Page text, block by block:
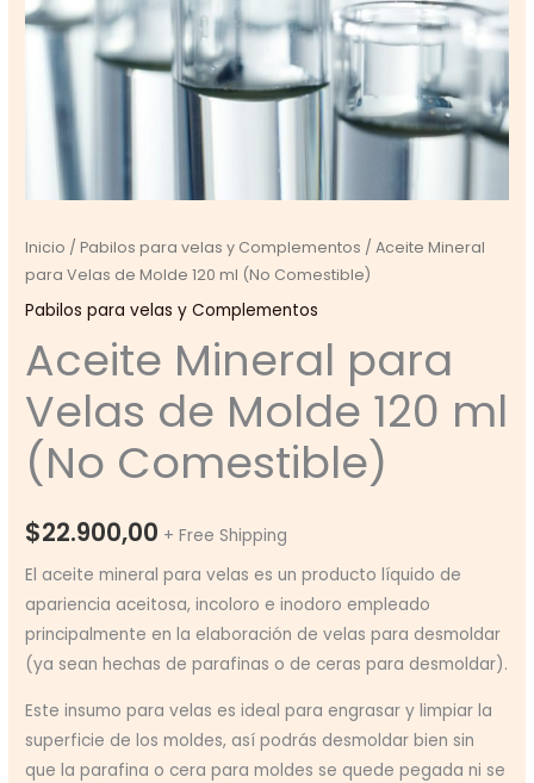
Inicio /Pabilos para velas y Complementos / Aceite Mineral
para Velas de Molde 120 ml (No Comestible)
Pabilos para velas y Complementos
Aceite Mineral para
Velas de Molde 120 ml
(No Comestible)
$22.900,00 + Free Shipping
El aceite mineral para velas es un producto líquido de
apariencia aceitosa, incoloro e inodoro empleado
principalmente en la elaboración de velas para desmoldar
(ya sean hechas de parafinas o de ceras para desmoldar).
Este insumo para velas es ideal para engrasar y limpiar la
superficie de los moldes, así podrás desmoldar bien sin
que la parafina o cera para moldes se quede pegada ni se